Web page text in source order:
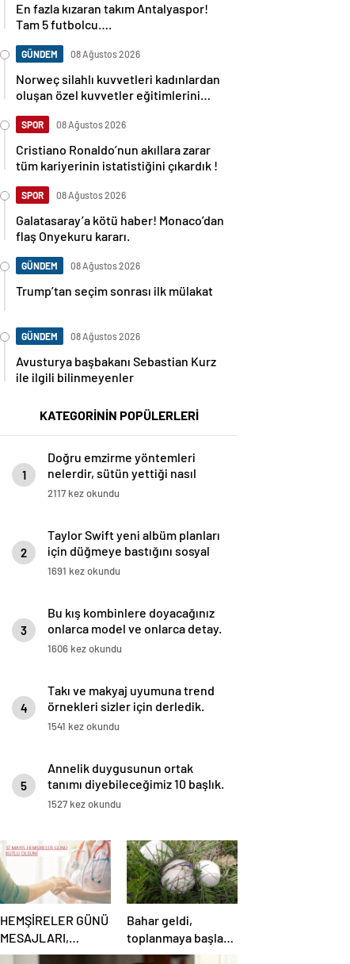
En fazla kızaran takım Antalyaspor!
Tam 5 futbolcu….
GÜNDEM 08 Ağustos 2026
Norweç silahlı kuvvetleri kadınlardan
oluşan özel kuvvetler eğitimlerini
SPOR 08 Ağustos 2026
Cristiano Ronaldo’nun akıllara zarar
tüm kariyerinin istatistiğini çıkardık !
SPOR 08 Ağustos 2026
Galatasaray’a kötü haber! Monaco’dan
flaş Onyekuru kararı.
GÜNDEM 08 Ağustos 2026
Trump’tan seçim sonrası ilk mülakat
GÜNDEM 08 Ağustos 2026
Avusturya başbakanı Sebastian Kurz
ile ilgili bilinmeyenler
KATEGORİNİN POPÜLERLERİ
1
Doğru emzirme yöntemleri
nelerdir, sütün yettiği nasıl
anlaşılır?
2117 kez okundu
2
Taylor Swift yeni albüm planları
için düğmeye bastığını sosyal
medyadan duyurdu!
1691 kez okundu
3
Bu kış kombinlere doyacağınız
onlarca model ve onlarca detay.
1606 kez okundu
4
Takı ve makyaj uyumuna trend
örnekleri sizler için derledik.
1541 kez okundu
5
Annelik duygusunun ortak
tanımı diyebileceğimiz 10 başlık.
1527 kez okundu
HEMŞİRELER GÜNÜ
MESAJLARI,
SÖZLERİ 2025!
Bahar geldi,
toplanmaya başladı!
Erzurum’da